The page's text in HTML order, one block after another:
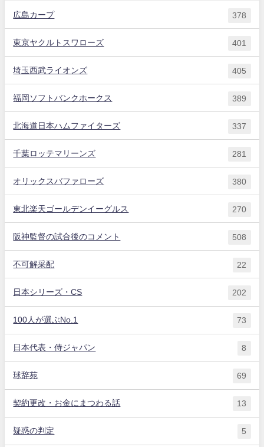
広島カープ 378
東京ヤクルトスワローズ 401
埼玉西武ライオンズ 405
福岡ソフトバンクホークス 389
北海道日本ハムファイターズ 337
千葉ロッテマリーンズ 281
オリックスバファローズ 380
東北楽天ゴールデンイーグルス 270
阪神監督の試合後のコメント 508
不可解采配 22
日本シリーズ・CS 202
100人が選ぶNo.1 73
日本代表・侍ジャパン 8
球辞苑 69
契約更改・お金にまつわる話 13
疑惑の判定 5